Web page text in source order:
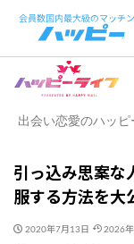
出会い恋愛のハッピ
引っ込み思案な
服する方法を大
2020年7月13日 2026